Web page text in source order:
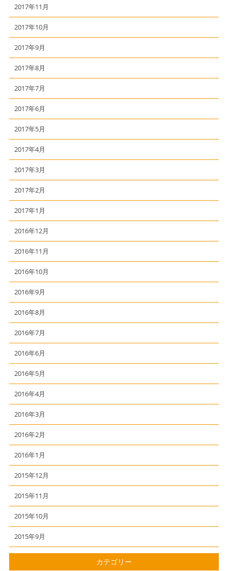
2017年11月
2017年10月
2017年9月
2017年8月
2017年7月
2017年6月
2017年5月
2017年4月
2017年3月
2017年2月
2017年1月
2016年12月
2016年11月
2016年10月
2016年9月
2016年8月
2016年7月
2016年6月
2016年5月
2016年4月
2016年3月
2016年2月
2016年1月
2015年12月
2015年11月
2015年10月
2015年9月
カテゴリー